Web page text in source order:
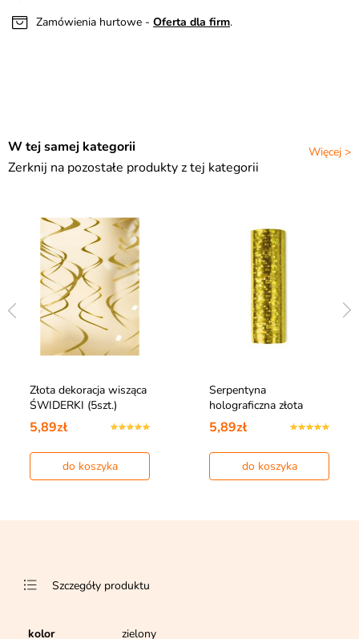
Zamówienia hurtowe - Oferta dla firm.
Więcej >
W tej samej kategorii
Zerknij na pozostałe produkty z tej kategorii
Złota dekoracja wisząca
ŚWIDERKI (5szt.)
5,89zł
do koszyka
Serpentyna
holograficzna złota
5,89zł
do koszyka
Szczegóły produktu
kolor zielony